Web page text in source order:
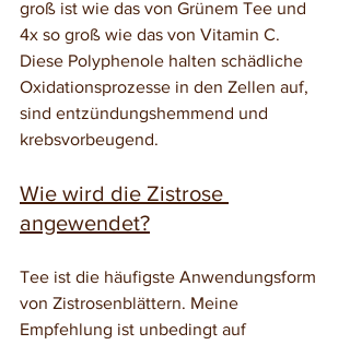
groß ist wie das von Grünem Tee und
4x so groß wie das von Vitamin C.
Diese Polyphenole halten schädliche
Oxidationsprozesse in den Zellen auf,
sind entzündungshemmend und
krebsvorbeugend.
Wie wird die Zistrose
angewendet?
Tee ist die häufigste Anwendungsform
von Zistrosenblättern. Meine
Empfehlung ist unbedingt auf